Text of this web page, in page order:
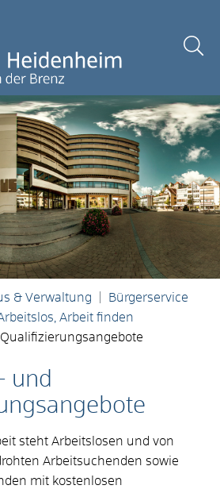
& Verwaltung
Bürgerservice
Arbeit finden
und
steht Arbeitslosen und von
Arbeitsuchenden sowie
mit kostenlosen